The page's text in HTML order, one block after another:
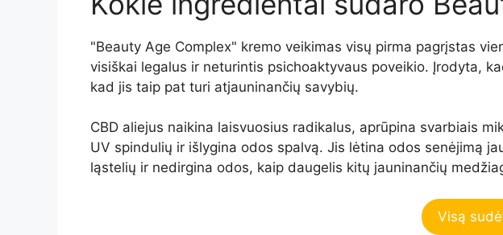
"Beauty Age Complex" kremo veikimas visų pirma pagrįstas
visiškai legalus ir neturintis psichoaktyvaus poveikio. Įrodyta,
kad jis taip pat turi atjauninančių savybių.
CBD aliejus naikina laisvuosius radikalus, aprūpina svarbiais
UV spindulių ir išlygina odos spalvą. Jis lėtina odos senėjimą
ląstelių ir nedirgina odos, kaip daugelis kitų jauninančių
Visą